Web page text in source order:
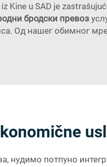
Kine u SAD je
бродски превоз
Од нашег обимног
нудимо потпуно